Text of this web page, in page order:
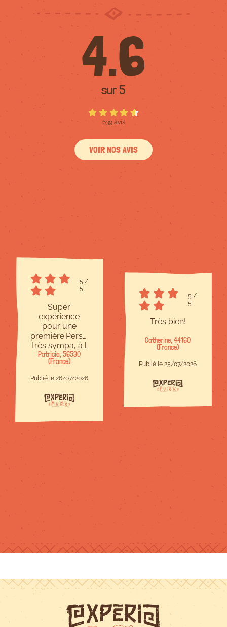
4.6
sur 5
639 avis
VOIR NOS AVIS
5 /
5
Super
expérience
pour une
première.Personnel
très sympa, à l
écoute et
bienveillant.Site
à taille
humaine,c est
parfait.Il y en a
pour tous les
chacun trouve
recommande !
Patricia, 56530
(France)
Publié le 26/07/2026
5 /
5
Très bien!
Catherine, 44160
(France)
Publié le 25/07/2026